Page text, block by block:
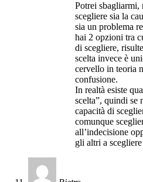
Potrei sbagliarmi,
scegliere sia la
sia un problema
hai 2 opzioni tra
di scegliere,
scelta invece è
cervello in teoria
confusione.
In realtà esiste
scelta”, quindi se
capacità di
comunque
all’indecisione
gli altri a